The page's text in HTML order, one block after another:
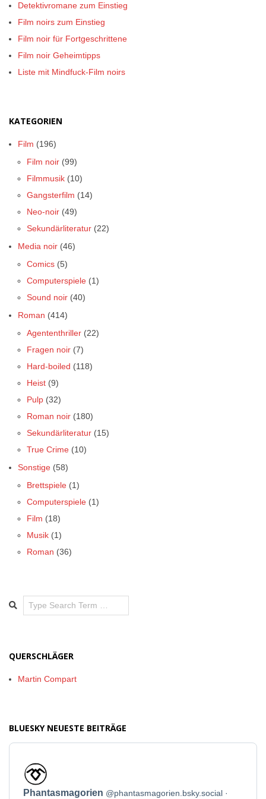
Detektivromane zum Einstieg
Film noirs zum Einstieg
Film noir für Fortgeschrittene
Film noir Geheimtipps
Liste mit Mindfuck-Film noirs
KATEGORIEN
Film (196)
Film noir (99)
Filmmusik (10)
Gangsterfilm (14)
Neo-noir (49)
Sekundärliteratur (22)
Media noir (46)
Comics (5)
Computerspiele (1)
Sound noir (40)
Roman (414)
Agententhriller (22)
Fragen noir (7)
Hard-boiled (118)
Heist (9)
Pulp (32)
Roman noir (180)
Sekundärliteratur (15)
True Crime (10)
Sonstige (58)
Brettspiele (1)
Computerspiele (1)
Film (18)
Musik (1)
Roman (36)
Search
QUERSCHLÄGER
Martin Compart
BLUESKY NEUESTE BEITRÄGE
Beitrag
von
Phantasmagorien
auf
Phantasmagorien @phantasmagorien.bsky.social